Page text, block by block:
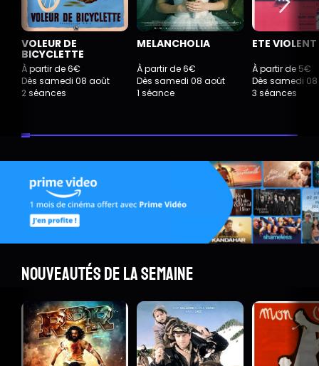
VOLEUR DE
BICYCLETTE
À partir de 6€
Dès samedi 08 août
2 séances
MELANCHOLIA
À partir de 6€
Dès samedi 08 août
1 séance
ETE VIOLENT
À partir de 5€
Dès samedi
3 séances
Nouveautés de la semaine